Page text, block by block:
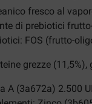
fresco al
di prebiotici
FOS (frutto-
grezze
A (3a672a) 2.500